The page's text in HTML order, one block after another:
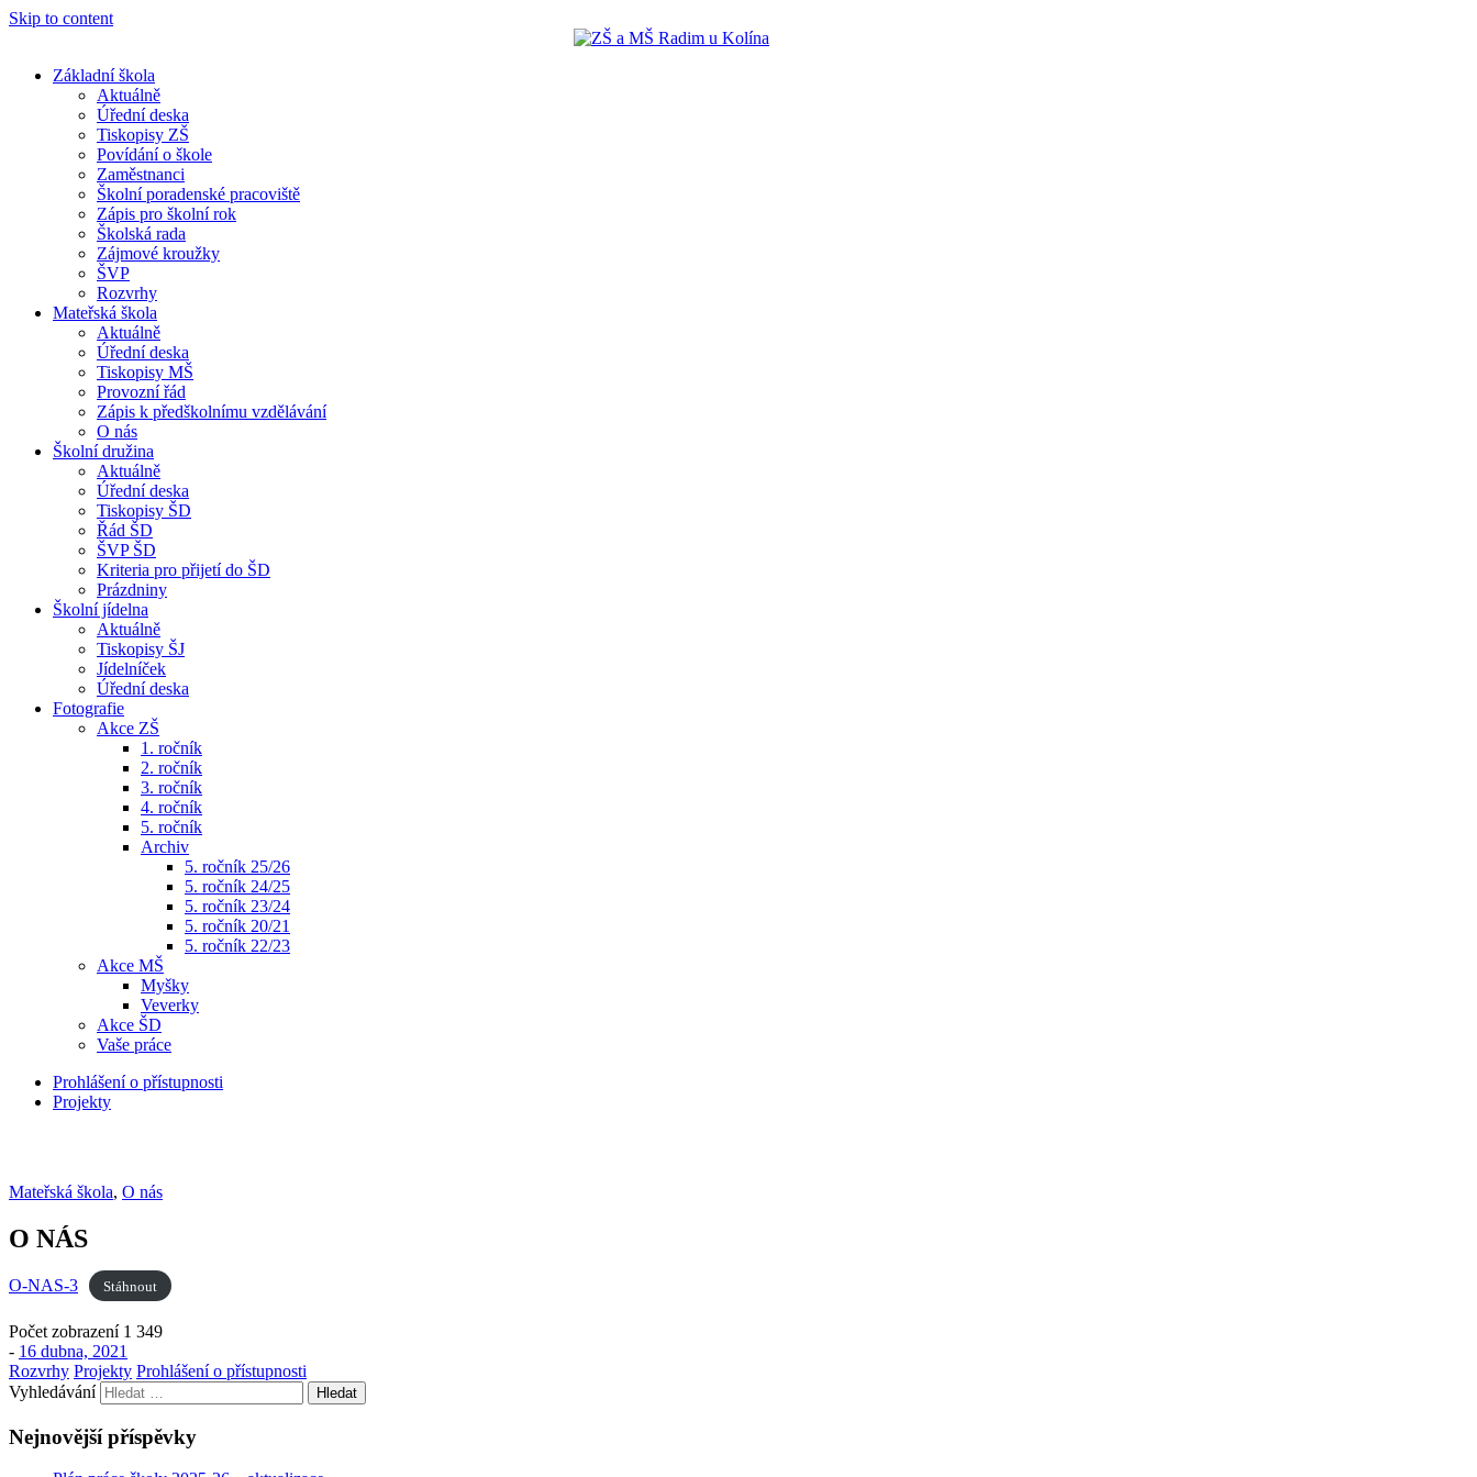
Skip to content
Základní škola
Aktuálně
Úřední deska
Tiskopisy ZŠ
Povídání o škole
Zaměstnanci
Školní poradenské pracoviště
Zápis pro školní rok
Školská rada
Zájmové kroužky
ŠVP
Rozvrhy
Mateřská škola
Aktuálně
Úřední deska
Tiskopisy MŠ
Provozní řád
Zápis k předškolnímu vzdělávání
O nás
Školní družina
Aktuálně
Úřední deska
Tiskopisy ŠD
Řád ŠD
ŠVP ŠD
Kriteria pro přijetí do ŠD
Prázdniny
Školní jídelna
Aktuálně
Tiskopisy ŠJ
Jídelníček
Úřední deska
Fotografie
Akce ZŠ
1. ročník
2. ročník
3. ročník
4. ročník
5. ročník
Archiv
5. ročník 25/26
5. ročník 24/25
5. ročník 23/24
5. ročník 20/21
5. ročník 22/23
Akce MŠ
Myšky
Veverky
Akce ŠD
Vaše práce
Prohlášení o přístupnosti
Projekty
Mateřská škola, O nás
O NÁS
O-NAS-3 Stáhnout
Počet zobrazení 1 349
- 16 dubna, 2021
Rozvrhy Projekty Prohlášení o přístupnosti
Vyhledávání
Nejnovější příspěvky